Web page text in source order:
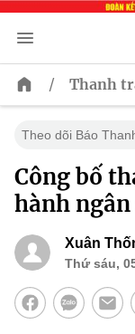
/ Thanh
Theo dõi Báo
Công bố
hành ngân
Xuân
Thứ sáu,